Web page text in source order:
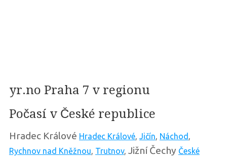
yr.no Praha 7 v regionu
Počasí v České republice
Hradec Králové Hradec Králové, Jičín, Náchod ,
Rychnov nad Kněžnou, Trutnov, Jižní Čechy České